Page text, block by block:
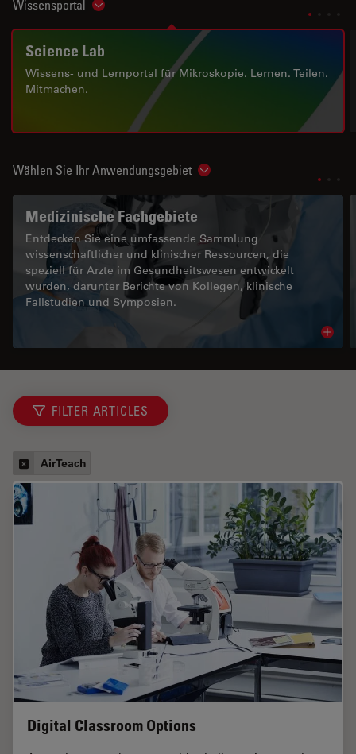
Wissensportal Show subnavigation
Science Lab
Wissens- und Lernportal für Mikroskopie. Lernen. Teilen.
Mitmachen.
Wählen Sie Ihr Anwendungsgebiet Show subnavigation
Medizinische Fachgebiete
Entdecken Sie eine umfassende Sammlung
wissenschaftlicher und klinischer Ressourcen, die
speziell für Ärzte im Gesundheitswesen entwickelt
wurden, darunter Berichte von Kollegen, klinische
Fallstudien und Symposien.
FILTER ARTICLES
AirTeach
Digital Classroom Options